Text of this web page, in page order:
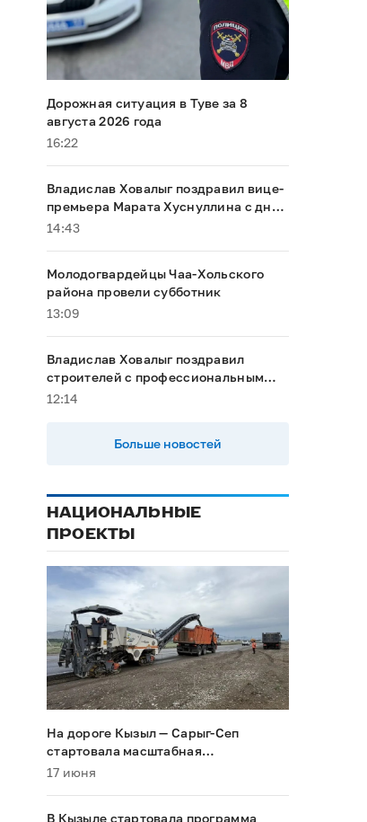
Дорожная ситуация в Туве за 8
августа 2026 года
16:22
Владислав Ховалыг поздравил вице-
премьера Марата Хуснуллина с днём
рождения
14:43
Молодогвардейцы Чаа-Хольского
района провели субботник
13:09
Владислав Ховалыг поздравил
строителей с профессиональным
праздником
12:14
Больше новостей
НАЦИОНАЛЬНЫЕ
ПРОЕКТЫ
На дороге Кызыл — Сарыг-Сеп
стартовала масштабная
реконструкция
17 июня
В Кызыле стартовала программа